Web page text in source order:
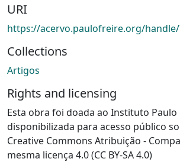
URI
https://acervo.paulofreire.org/handle/
Collections
Artigos
Rights and licensing
Esta obra foi doada ao Instituto Paulo
disponibilizada para acesso público
Creative Commons Atribuição -
mesma licença 4.0 (CC BY-SA 4.0)